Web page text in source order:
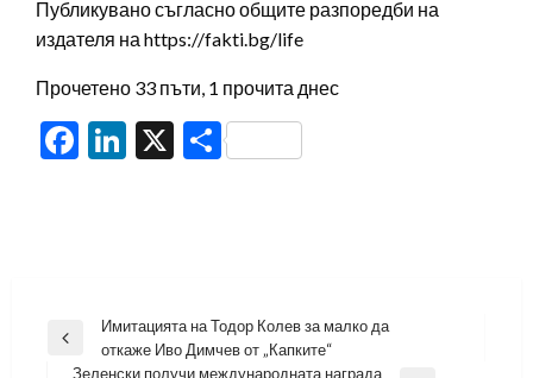
Публикувано съгласно общите разпоредби на
издателя на https://fakti.bg/life
Прочетено 33 пъти, 1 прочита днес
Facebook
LinkedIn
X Share
Навигация
Previous
Post
Имитацията на Тодор Колев за малко да
откаже Иво Димчев от „Капките“
Зеленски получи международната награда